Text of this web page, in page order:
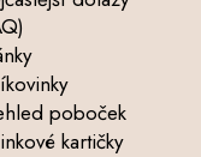
poboček
kartičky